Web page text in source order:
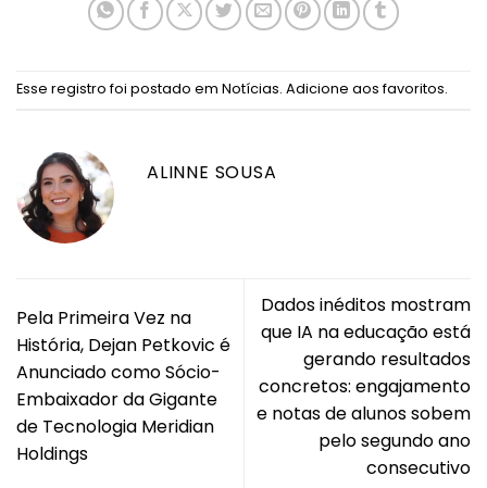
Esse registro foi postado em Notícias. Adicione aos favoritos.
ALINNE SOUSA
Pela Primeira Vez na
História, Dejan Petkovic é
Anunciado como Sócio-
Embaixador da Gigante
de Tecnologia Meridian
Holdings
Dados inéditos mostram
que IA na educação está
gerando resultados
concretos: engajamento
e notas de alunos sobem
pelo segundo ano
consecutivo